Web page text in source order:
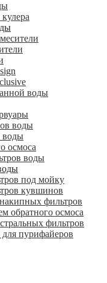
воды
воды
воды
осмоса
воды
под мойку
кувшинов
фильтров
обратного осмоса
фильтров
пурифайеров